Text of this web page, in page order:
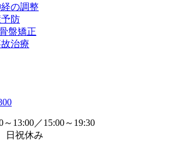
の調整
防
盤矯正
治療
～13:00／15:00～19:30
日祝休み